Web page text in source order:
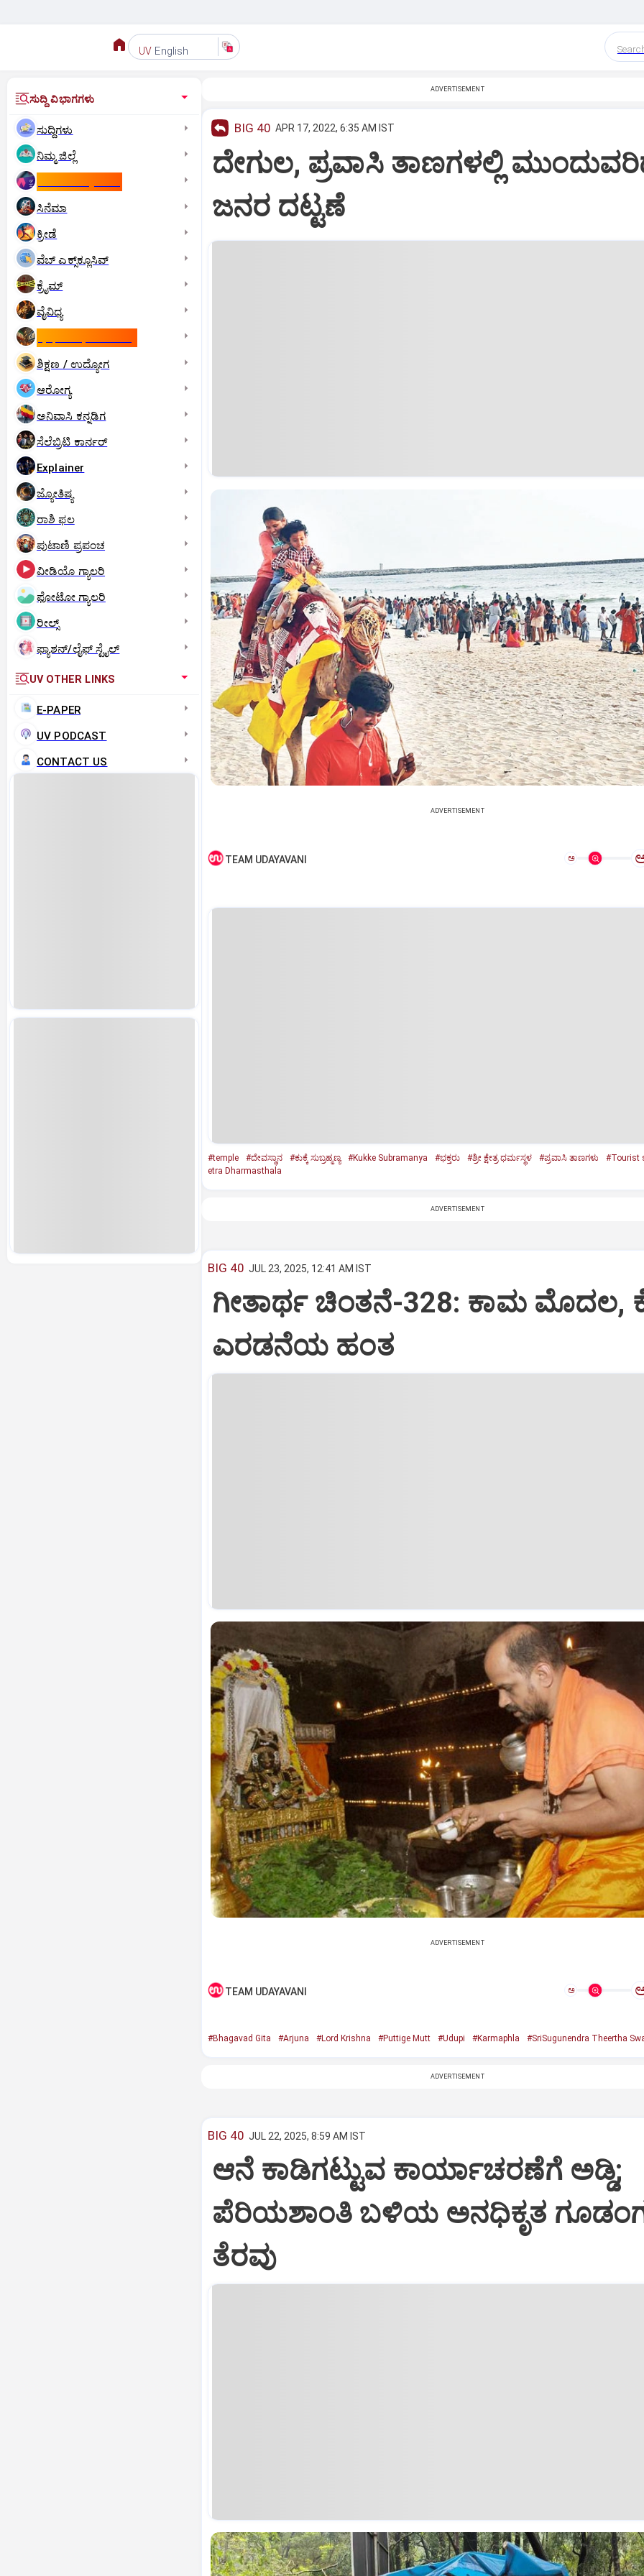
UV English
ಸುದ್ದಿ ವಿಭಾಗಗಳು
ಸುದ್ದಿಗಳು
ನಿಮ್ಮ ಜಿಲ್ಲೆ
ಸಿನೆಮಾ
ಕ್ರೀಡೆ
ವೆಬ್ ಎಕ್ಸ್‌ಕ್ಲೂಸಿವ್
ಕ್ರೈಮ್
ವೈವಿಧ್ಯ
ಶಿಕ್ಷಣ / ಉದ್ಯೋಗ
ಆರೋಗ್ಯ
ಅನಿವಾಸಿ ಕನ್ನಡಿಗ
ಸೆಲೆಬ್ರಿಟಿ ಕಾರ್ನರ್‌
Explainer
ಜ್ಯೋತಿಷ್ಯ
ರಾಶಿ ಫಲ
ಪುಟಾಣಿ ಪ್ರಪಂಚ
ವೀಡಿಯೊ ಗ್ಯಾಲರಿ
ಫೋಟೋ ಗ್ಯಾಲರಿ
ರೀಲ್ಸ್
ಫ್ಯಾಶನ್/ಲೈಫ್‌ ಸ್ಟೈಲ್
UV OTHER LINKS
E-PAPER
UV PODCAST
CONTACT US
ADVERTISEMENT
BIG 40 APR 17, 2022, 6:35 AM IST
ದೇಗುಲ, ಪ್ರವಾಸಿ ತಾಣಗಳಲ್ಲಿ
ಜನರ ದಟ್ಟಣೆ
ADVERTISEMENT
TEAM UDAYAVANI ಅ
#temple #ದೇವಸ್ಥಾನ #ಕುಕ್ಕೆ ಸುಬ್ರಹ್ಮಣ್ಯ #Kukke Subramanya #ಭಕ್ತರು #ಶ್ರೀ ಕ್ಷೇತ್ರ ಧರ್ಮಸ್ಥಳ #ಪ್ರವಾಸಿ ತಾಣಗಳು #Tourist
etra Dharmasthala
ADVERTISEMENT
BIG 40 JUL 23, 2025, 12:41 AM IST
ಗೀತಾರ್ಥ ಚಿಂತನೆ-328: ಕಾಮ ಮೊದಲ,
ಎರಡನೆಯ ಹಂತ
ADVERTISEMENT
TEAM UDAYAVANI ಅ
#Bhagavad Gita #Arjuna #Lord Krishna #Puttige Mutt #Udupi #Karmaphla #SriSugunendra Theertha
ADVERTISEMENT
BIG 40 JUL 22, 2025, 8:59 AM IST
ಆನೆ ಕಾಡಿಗಟ್ಟುವ ಕಾರ್ಯಾಚರಣೆಗೆ ಅಡ್ಡಿ;
ಪೆರಿಯಶಾಂತಿ ಬಳಿಯ ಅನಧಿಕೃತ
ತೆರವು